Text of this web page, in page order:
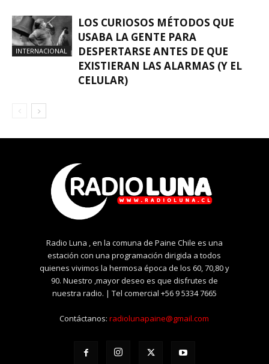
INTERNACIONAL
LOS CURIOSOS MÉTODOS QUE
USABA LA GENTE PARA
DESPERTARSE ANTES DE QUE
EXISTIERAN LAS ALARMAS (Y EL
CELULAR)
Radio Luna , en la comuna de Paine Chile es una
estación con una programación dirigida a todos
quienes vivimos la hermosa época de los 60, 70,80 y
90. Nuestro ,mayor deseo es que disfrutes de
nuestra radio. | Tel comercial +56 9 5334 7665
Contáctanos:radiolunapaine@gmail.com